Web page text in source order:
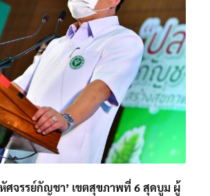
ศจรรย์กัญชา’ เขตสุขภาพที่ 6 สุดบูม ผู้